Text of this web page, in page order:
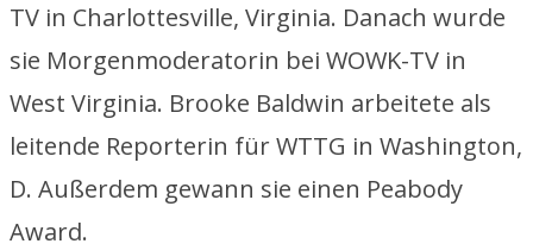
TV in Charlottesville, Virginia. Danach wurde
sie Morgenmoderatorin bei WOWK-TV in
West Virginia. Brooke Baldwin arbeitete als
leitende Reporterin für WTTG in Washington,
D. Außerdem gewann sie einen Peabody
Award.